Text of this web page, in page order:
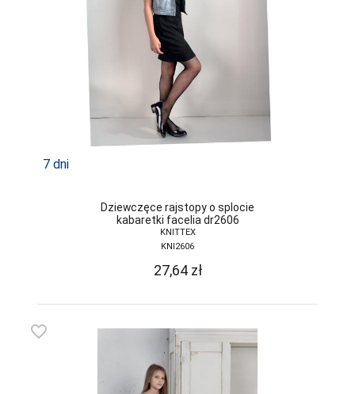
7 dni
Dziewczęce rajstopy o splocie
kabaretki facelia dr2606
KNITTEX
KNI2606
27,64 zł
favorite_border